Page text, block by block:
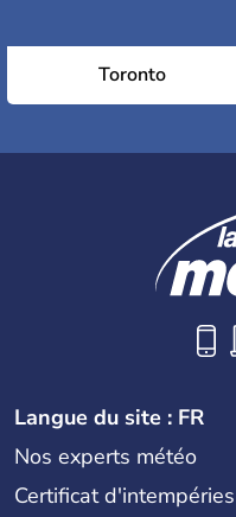
Toronto
Langue du site : FR
Nos experts météo
Certificat d'intempéries